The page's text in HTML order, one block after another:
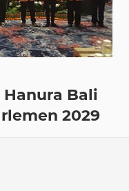
Bali
2029